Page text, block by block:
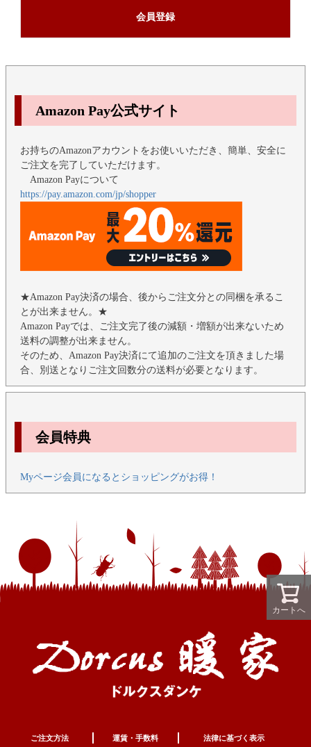
会員登録
Amazon Pay公式サイト
お持ちのAmazonアカウントをお使いいただき、簡単、安全に
ご注文を完了していただけます。
Amazon Payについて
https://pay.amazon.com/jp/shopper
★Amazon Pay決済の場合、後からご注文分との同梱を承るこ
とが出来ません。★
Amazon Payでは、ご注文完了後の減額・増額が出来ないため
送料の調整が出来ません。
そのため、Amazon Pay決済にて追加のご注文を頂きました場
合、別送となりご注文回数分の送料が必要となります。
会員特典
Myページ会員になるとショッピングがお得！
ご注文方法 運賃・手数料 法律に基づく表示
カートへ